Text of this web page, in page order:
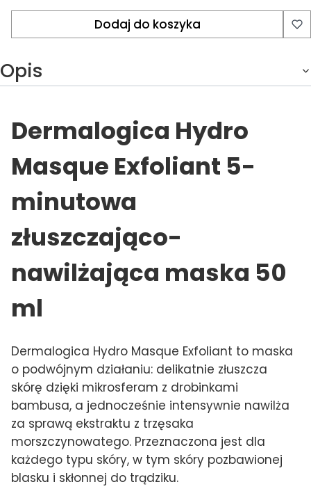
Dodaj do koszyka
Opis
Dermalogica Hydro
Masque Exfoliant 5-
minutowa
złuszczająco-
nawilżająca maska 50
ml
Dermalogica Hydro Masque Exfoliant to maska
o podwójnym działaniu: delikatnie złuszcza
skórę dzięki mikrosferam z drobinkami
bambusa, a jednocześnie intensywnie nawilża
za sprawą ekstraktu z trzęsaka
morszczynowatego. Przeznaczona jest dla
każdego typu skóry, w tym skóry pozbawionej
blasku i skłonnej do trądziku.